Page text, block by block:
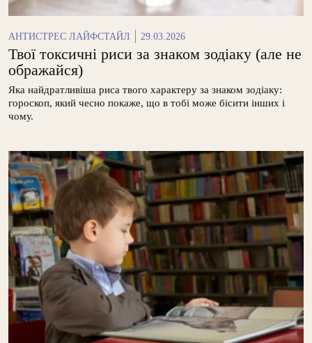
АНТИСТРЕС ЛАЙФСТАЙЛ 29.03.2026
Твої токсичні риси за знаком зодіаку (але не
ображайся)
Яка найдратливіша риса твого характеру за знаком зодіаку:
гороскоп, який чесно покаже, що в тобі може бісити інших і
чому.